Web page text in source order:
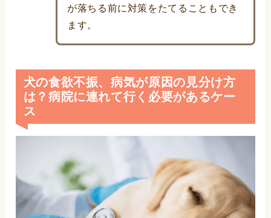
が落ちる前に対策をたてることもでき
ます。
犬の食欲不振、病気が原因の見分け方
は？病院に連れて行く必要があるケー
ス